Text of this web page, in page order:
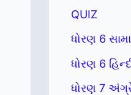
QUIZ
ધોરણ 6
ધોરણ 6
ધોરણ 7